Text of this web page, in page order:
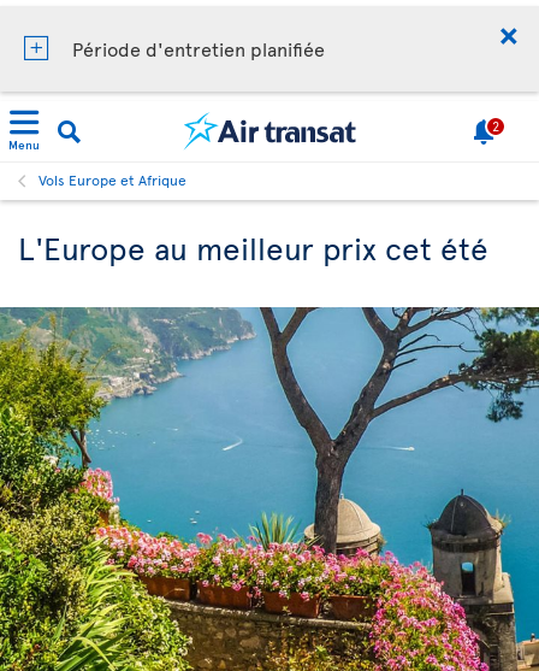
Période d'entretien planifiée
Menu
2
Vols Europe et Afrique
L'Europe au meilleur prix cet été